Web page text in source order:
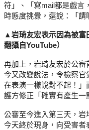
符」、「寫mail都是戲言
時態度挑釁，還說：「請
▲岩琦友宏表示因為被富
翻攝自YouTube）
再加上，岩琦友宏於公
今又改變說法，令檢察
在表演一樣說對不起！
護方修正「確實有產生一
公審至今進入第三天，岩
今天終於現身，向受害者